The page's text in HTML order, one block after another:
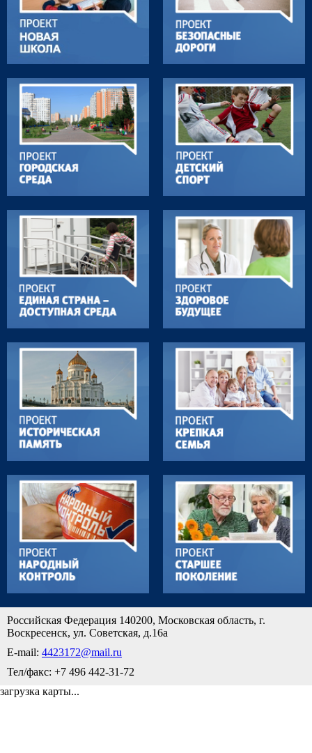
Российская Федерация 140200, Московская область, г.
Воскресенск, ул. Советская, д.16а
E-mail: 4423172@mail.ru
Тел/факс: +7 496 442-31-72
загрузка карты...